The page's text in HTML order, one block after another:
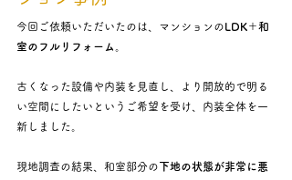
今回ご依頼いただいたのは、マンションのLDK＋和
室のフルリフォーム
古くなった設備や内装を見直し、より開放的で明る
い空間にしたいというご希望を受け、内装全体を一
新しました。
現地調査の結果、和室部分の下地の状態が非常に悪